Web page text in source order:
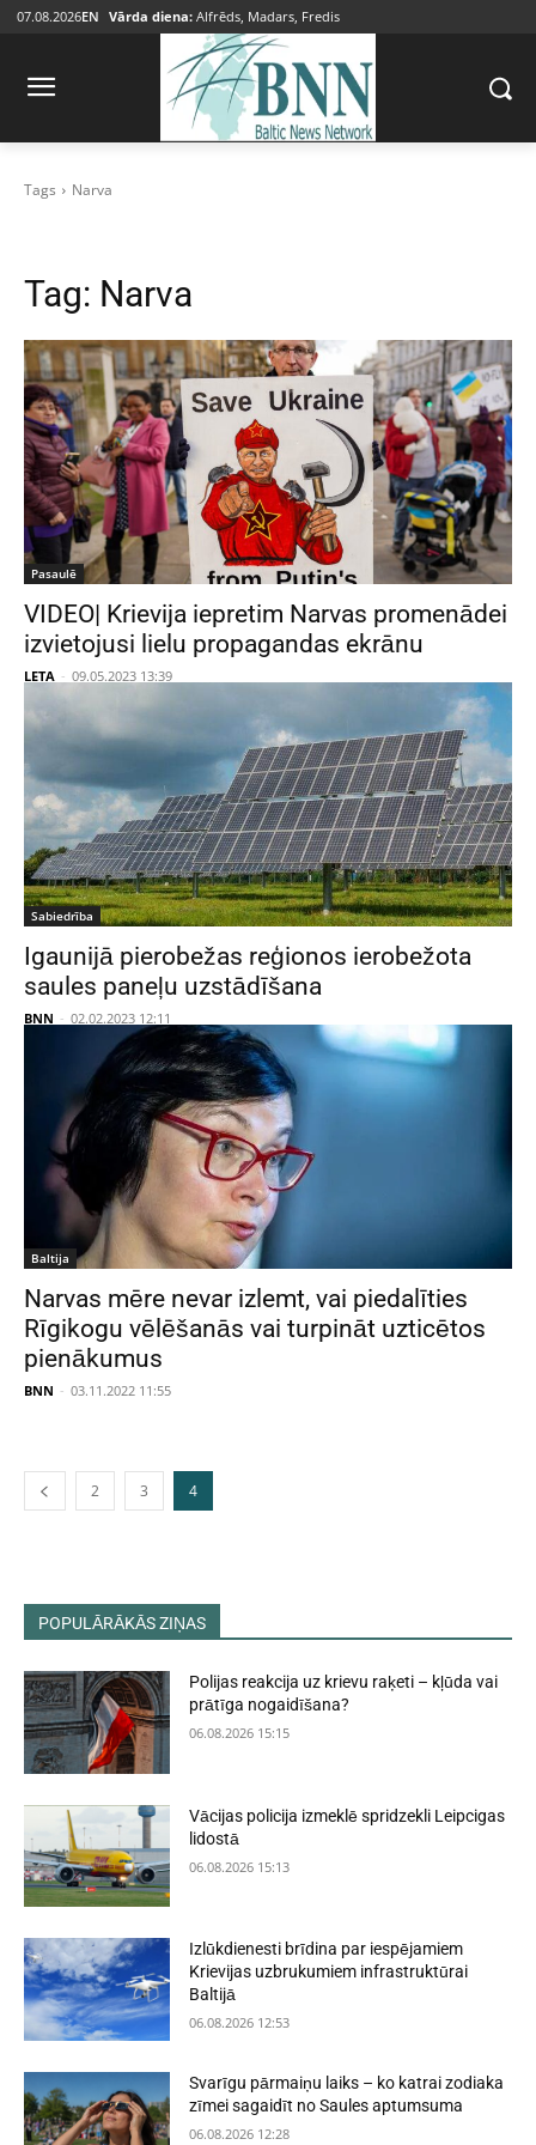
07.08.2026EN Vārda diena: Alfrēds, Madars, Fredis
Tags Narva
Tag: Narva
Pasaulē
VIDEO| Krievija iepretim Narvas promenādei
izvietojusi lielu propagandas ekrānu
LETA - 09.05.2023 13:39
Sabiedrība
Igaunijā pierobežas reģionos ierobežota
saules paneļu uzstādīšana
BNN - 02.02.2023 12:11
Baltija
Narvas mēre nevar izlemt, vai piedalīties
Rīgikogu vēlēšanās vai turpināt uzticētos
pienākumus
BNN - 03.11.2022 11:55
2 3 4
POPULĀRĀKĀS ZIŅAS
Polijas reakcija uz krievu raķeti – kļūda vai
prātīga nogaidīšana?
06.08.2026 15:15
Vācijas policija izmeklē spridzekli Leipcigas
lidostā
06.08.2026 15:13
Izlūkdienesti brīdina par iespējamiem
Krievijas uzbrukumiem infrastruktūrai
Baltijā
06.08.2026 12:53
Svarīgu pārmaiņu laiks – ko katrai zodiaka
zīmei sagaidīt no Saules aptumsuma
06.08.2026 12:28